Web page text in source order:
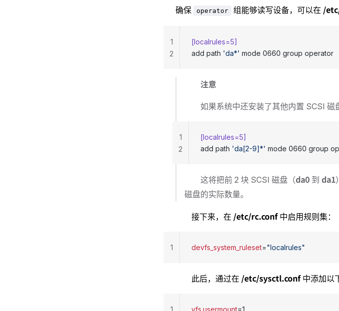
确保
operator 组能够读写设备，可以在 /
[localrules=5]
add path 'da*' mode 0660 group operator
1
2
注意
如果系统中还安装了其他内置 SCSI 磁
[localrules=5]
add path 'da[2-9]*' mode 0660 group
1
2
这将把前 2 块 SCSI 磁盘（da0 到 da1
磁盘的实际数量。
接下来，在 /etc/rc.conf中启用规则集：
devfs_system_ruleset="localrules"
1
此后，通过在 /etc/sysctl.conf中添加以
vfs.usermount=1
1